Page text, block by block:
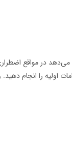
در مواقع
اولیه را انجام